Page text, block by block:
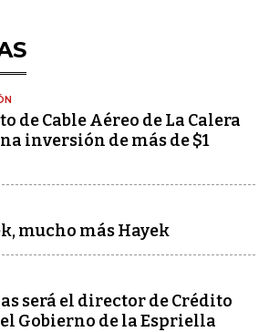
de Cable Aéreo de La Calera
inversión de más de $1
mucho más Hayek
será el director de Crédito
Gobierno de la Espriella